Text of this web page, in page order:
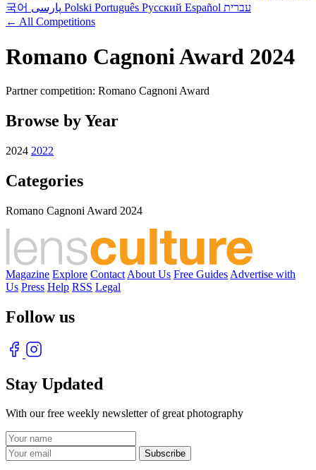
국어
Polski Português Русский Español עברית
← All Competitions
Romano Cagnoni Award 2024
Partner competition: Romano Cagnoni Award
Browse by Year
2024 2022
Categories
Romano Cagnoni Award 2024
Magazine Explore Contact About Us Free Guides Advertise with
Us Press Help RSS Legal
Follow us
Stay Updated
With our free weekly newsletter of great photography